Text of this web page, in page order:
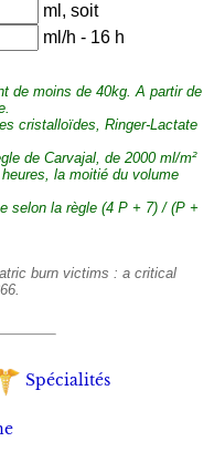
ml, soit
ml/h - 16 h
de moins de 40kg. A partir de
cristalloïdes, Ringer-Lactate
de Carvajal, de 2000 ml/m²
la moitié du volume
la règle (4 P + 7) / (P +
burn victims : a critical
Spécialités